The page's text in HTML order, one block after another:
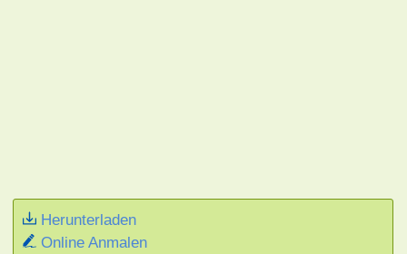
Herunterladen
Online Anmalen